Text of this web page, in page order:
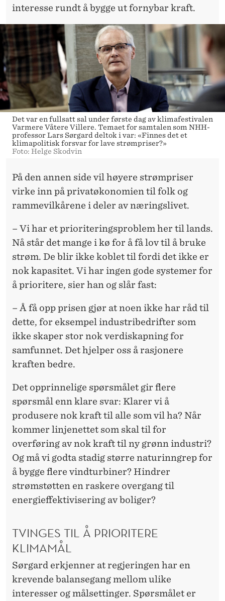
interesse rundt å bygge ut fornybar kraft.
Det var en fullsatt sal under første dag av klimafestivalen
Varmere Våtere Villere. Temaet for samtalen som NHH-
professor Lars Sørgard deltok i var: «Finnes det et
klimapolitisk forsvar for lave strømpriser?»
Foto: Helge Skodvin
På den annen side vil høyere strømpriser
virke inn på privatøkonomien til folk og
rammevilkårene i deler av næringslivet.
– Vi har et prioriteringsproblem her til lands.
Nå står det mange i kø for å få lov til å bruke
strøm. De blir ikke koblet til fordi det ikke er
nok kapasitet. Vi har ingen gode systemer for
å prioritere, sier han og slår fast:
– Å få opp prisen gjør at noen ikke har råd til
dette, for eksempel industribedrifter som
ikke skaper stor nok verdiskapning for
samfunnet. Det hjelper oss å rasjonere
kraften bedre.
Det opprinnelige spørsmålet gir flere
spørsmål enn klare svar: Klarer vi å
produsere nok kraft til alle som vil ha? Når
kommer linjenettet som skal til for
overføring av nok kraft til ny grønn industri?
Og må vi godta stadig større naturinngrep for
å bygge flere vindturbiner? Hindrer
strømstøtten en raskere overgang til
energieffektivisering av boliger?
TVINGES TIL Å PRIORITERE
KLIMAMÅL
Sørgard erkjenner at regjeringen har en
krevende balansegang mellom ulike
interesser og målsettinger. Spørsmålet er